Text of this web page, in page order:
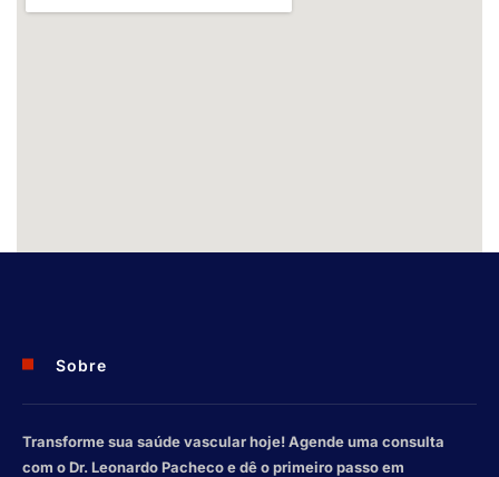
Sobre
Transforme sua saúde vascular hoje! Agende uma consulta
com o Dr. Leonardo Pacheco e dê o primeiro passo em